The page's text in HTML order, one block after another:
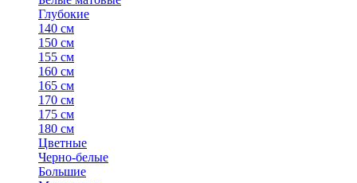
Глубокие
140 см
150 см
155 см
160 см
165 см
170 см
175 см
180 см
Цветные
Черно-белые
Большие